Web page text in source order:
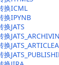
换ICML
换IPYNB
JATS